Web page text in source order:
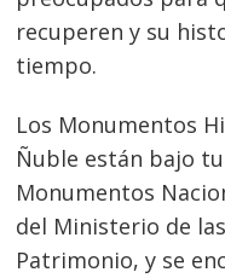
recuperen y su
tiempo.
Los Monumentos
Ñuble están bajo
Monumentos
del Ministerio de
Patrimonio, y se